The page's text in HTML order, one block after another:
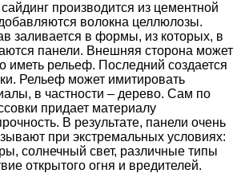
производится из цементной
волокна целлюлозы.
заливается в формы, из которых, в
панели. Внешняя сторона может
иметь рельеф. Последний создается
Рельеф может имитировать
в частности – дерево. Сам по
придает материалу
В результате, панели очень
при экстремальных условиях:
солнечный свет, различные типы
открытого огня и вредителей.